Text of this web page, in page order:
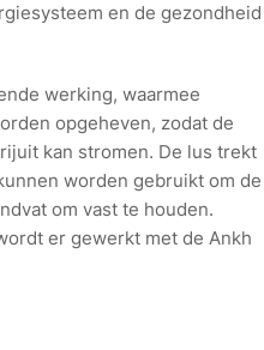
en de gezondheid
werking, waarmee
opgeheven, zodat de
kan stromen. De lus trekt
worden gebruikt om de
om vast te houden.
er gewerkt met de Ankh